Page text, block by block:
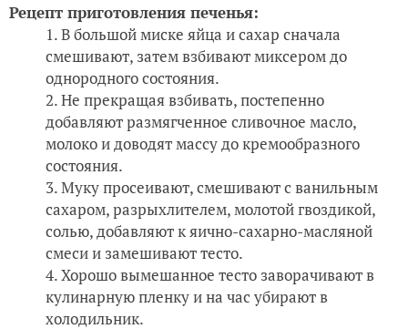
Рецепт приготовления печенья:
В большой миске яйца и сахар сначала
смешивают, затем взбивают миксером до
однородного состояния.
Не прекращая взбивать, постепенно
добавляют размягченное сливочное масло,
молоко и доводят массу до кремообразного
состояния.
Муку просеивают, смешивают с ванильным
сахаром, разрыхлителем, молотой гвоздикой,
солью, добавляют к яично-сахарно-масляной
смеси и замешивают тесто.
Хорошо вымешанное тесто заворачивают в
кулинарную пленку и на час убирают в
холодильник.